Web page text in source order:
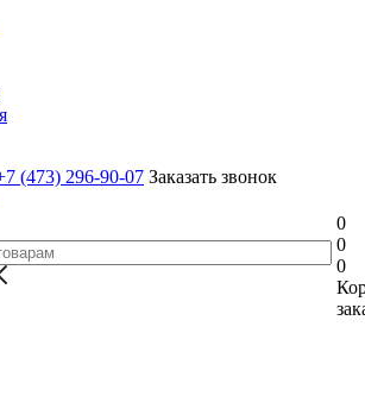
(473) 296-90-07 Заказать звонок
0
0
0